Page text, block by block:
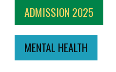
ADMISSION 2025
MENTAL HEALTH